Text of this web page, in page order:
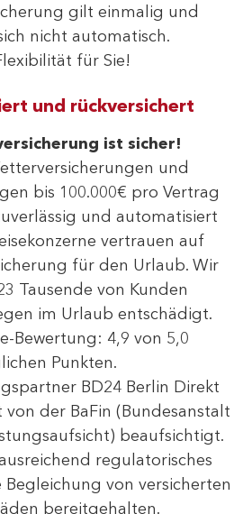
gilt einmalig und
nicht automatisch.
für Sie!
und rückversichert
ist sicher!
und
bis 100.000€ pro Vertrag
und automatisiert
vertrauen auf
für den Urlaub. Wir
Tausende von Kunden
im Urlaub entschädigt.
Bewertung: 4,9 von 5,0
Punkten.
BD24 Berlin Direkt
von der BaFin (Bundesanstalt
beaufsichtigt.
regulatorisches
von versicherten
bereitgehalten.